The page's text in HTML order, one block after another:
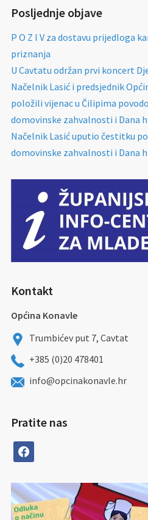
Posljednje objave
P O Z I V za dostavu prijedloga
priznanja
U Cavtatu održan prvi koncert
Načelnik Lasić i predsjednik
položili vijenac u Čilipima
domovinske zahvalnosti i Dana
Načelnik Lasić uputio čestitku
domovinske zahvalnosti i Dana
Kontakt
Općina Konavle
Trumbićev put 7, Cavtat
+385 (0)20 478401
info@opcinakonavle.hr
Pratite nas
facebook